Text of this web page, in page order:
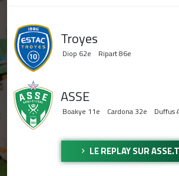
Troyes
Diop 62e Ripart86e
ASSE
Boakye 11e Cardona 32e Duffus
LE REPLAY SUR